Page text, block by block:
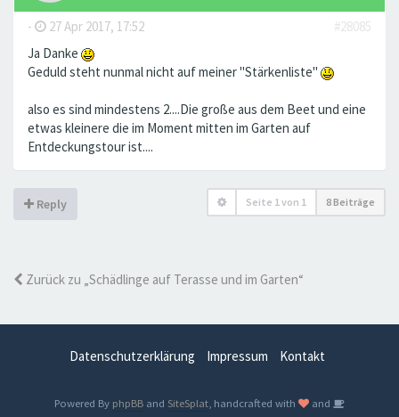
- 27 Apr 2017, 17:52
#28085
Ja Danke
Geduld steht nunmal nicht auf meiner "Stärkenliste"
also es sind mindestens 2....Die große aus dem Beet und eine
etwas kleinere die im Moment mitten im Garten auf
Entdeckungstour ist....
Reply Seite 1von 1 8 Beiträge
Zurück zu „Schädlinge auf Terasse und im Garten“
Datenschutzerklärung Impressum Kontakt
Powered By phpBB and SiteSplat, handcrafted with and